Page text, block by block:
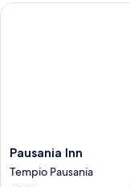
Pausania
Inn
Tempio
Pausania Inn
Tempio Pausania
Pausania Inn